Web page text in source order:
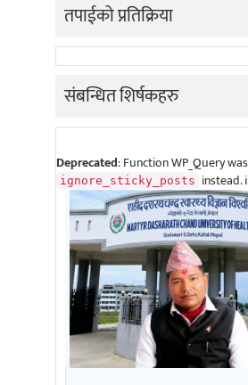
तपाईको प्रतिक्रिया
संबन्धित शिर्षकहरु
Deprecated: Function WP_Query
ignore_sticky_posts instead.